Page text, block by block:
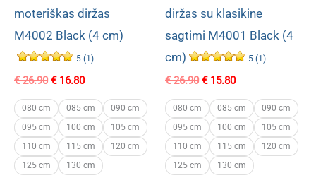
moteriškas diržas
M4002 Black (4 cm)
5 (1)
€26.90 Original
was:
€ 26.90.
€16.80Current
is:
€ 16.80.
080 cm 085 cm
090 cm
095 cm
100 cm
105 cm
110 cm
115 cm
120 cm
125 cm
130 cm
diržas su klasikine
sagtimi M4001 Black (4
cm)
5 (1)
€26.90 Original
was:
€ 26.90.
€15.80Current
is:
€ 15.80.
080 cm 085 cm
090 cm
095 cm
100 cm
105 cm
110 cm
115 cm
120 cm
125 cm
130 cm